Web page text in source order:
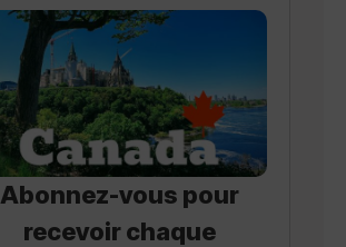
Abonnez-vous pour
recevoir chaque